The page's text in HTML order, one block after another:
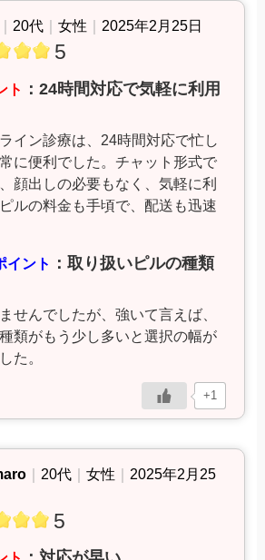
20代 ｜女性 2025年2月25日
5
ト
：24時間対応で気軽に利用
イン診療は、24時間対応で忙し
に便利でした。チャット形式で
顔出しの必要もなく、気軽に利
ルの料金も手頃で、配送も迅速
イント
：取り扱いピルの種類
せんでしたが、強いて言えば、
類がもう少し多いと選択の幅が
た。
+1
｜ 20代 ｜女性 ｜ 2025年2月25
5